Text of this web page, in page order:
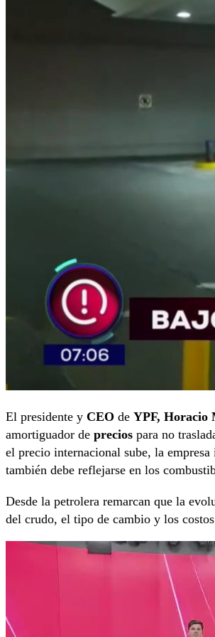
El presidente y CEO de YPF, Horacio
amortiguador de precios para no
el precio internacional sube, la
también debe reflejarse en los
Desde la petrolera remarcan que la
del crudo, el tipo de cambio y los